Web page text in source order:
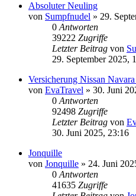
Absoluter Neuling
von Sumpfnudel » 29.
0 Antworten
39222 Zugriffe
Letzter Beitrag von
29. September 2025,
Versicherung Nissan
von EvaTravel » 30. Juni
0 Antworten
92498 Zugriffe
Letzter Beitrag von
30. Juni 2025, 23:16
Jonquille
von Jonquille » 24. Juni
0 Antworten
41635 Zugriffe